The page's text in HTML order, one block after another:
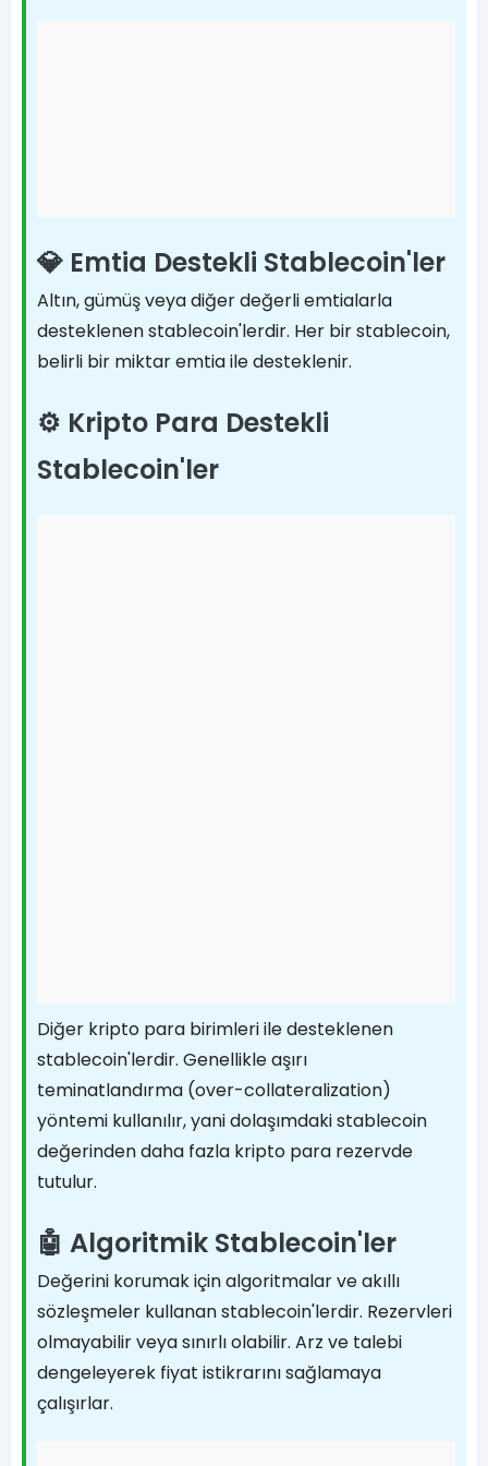
💎 Emtia Destekli Stablecoin'ler
Altın, gümüş veya diğer değerli emtialarla
desteklenen stablecoin'lerdir. Her bir stablecoin,
belirli bir miktar emtia ile desteklenir.
⚙️ Kripto Para Destekli
Stablecoin'ler
Diğer kripto para birimleri ile desteklenen
stablecoin'lerdir. Genellikle aşırı
teminatlandırma (over-collateralization)
yöntemi kullanılır, yani dolaşımdaki stablecoin
değerinden daha fazla kripto para rezervde
tutulur.
🤖 Algoritmik Stablecoin'ler
Değerini korumak için algoritmalar ve akıllı
sözleşmeler kullanan stablecoin'lerdir. Rezervleri
olmayabilir veya sınırlı olabilir. Arz ve talebi
dengeleyerek fiyat istikrarını sağlamaya
çalışırlar.